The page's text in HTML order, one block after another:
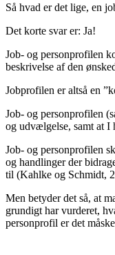
Så hvad er det lige, en
Det korte svar er: Ja!
Job- og personprofilen
beskrivelse af den
Jobprofilen er altså en
Job- og personprofilen
og udvælgelse, samt at I
Job- og personprofilen
og handlinger der
til (Kahlke og Schmidt,
Men betyder det så, at
grundigt har vurderet,
personprofil er det